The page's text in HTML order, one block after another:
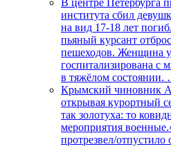
института сбил
на вид 17-18 лет
пьяный курсант
пешеходов. Женщина
госпитализирована с
в тяжёлом состоянии.
Крымский чиновник
открывая курортный
так золотуха: то
мероприятия
протрезвел/отпустило